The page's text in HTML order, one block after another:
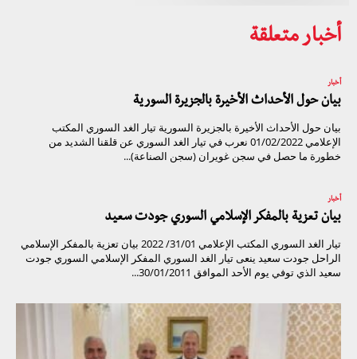
أخبار متعلقة
أخبار
بيان حول الأحداث الأخيرة بالجزيرة السورية
بيان حول الأحداث الأخيرة بالجزيرة السورية تيار الغد السوري المكتب
الإعلامي 01/02/2022 نعرب في تيار الغد السوري عن قلقنا الشديد من
خطورة ما حصل في سجن غويران (سجن الصناعة)...
أخبار
بيان تعزية بالمفكر الإسلامي السوري جودت سعيد
تيار الغد السوري المكتب الإعلامي 31/01/ 2022 بيان تعزية بالمفكر الإسلامي
الراحل جودت سعيد ينعى تيار الغد السوري المفكر الإسلامي السوري جودت
سعيد الذي توفي يوم الأحد الموافق 30/01/2011...